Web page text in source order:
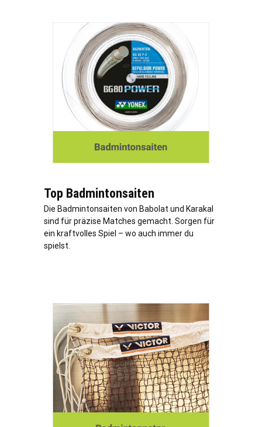
Top Badmintonsaiten
Die Badmintonsaiten von Babolat und Karakal
sind für präzise Matches gemacht. Sorgen für
ein kraftvolles Spiel – wo auch immer du
spielst.